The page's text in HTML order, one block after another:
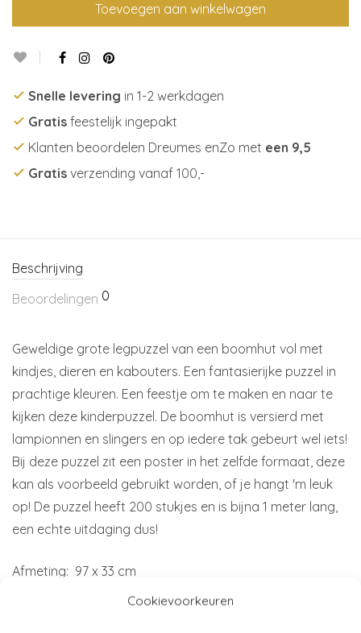
Cookievoorkeuren
Toevoegen aan winkelwagen
Snelle levering in 1-2 werkdagen
Gratis feestelijk ingepakt
Klanten beoordelen Dreumes enZo met een 9,5
Gratis verzending vanaf 100,-
Beschrijving
Beoordelingen 0
Geweldige grote legpuzzel van een boomhut vol met
kindjes, dieren en kabouters. Een fantasierijke puzzel in
prachtige kleuren. Een feestje om te maken en naar te
kijken deze kinderpuzzel. De boomhut is versierd met
lampionnen en slingers en op iedere tak gebeurt wel iets!
Bij deze puzzel zit een poster in het zelfde formaat, deze
kan als voorbeeld gebruikt worden, of je hangt 'm leuk
op! De puzzel heeft 200 stukjes en is bijna 1 meter lang,
een echte uitdaging dus!
Afmeting: 97 x 33 cm